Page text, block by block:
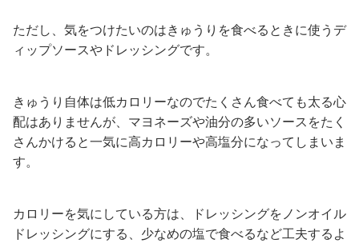
ただし、気をつけたいのはきゅうりを食べるときに使うデ
ィップソースやドレッシングです。
きゅうり自体は低カロリーなのでたくさん食べても太る心
配はありませんが、マヨネーズや油分の多いソースをたく
さんかけると一気に高カロリーや高塩分になってしまいま
す。
カロリーを気にしている方は、ドレッシングをノンオイル
ドレッシングにする、少なめの塩で食べるなど工夫するよ